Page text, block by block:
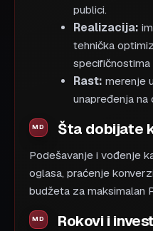
publici.
Realizacija:
tehnička
specifičnostima
Rast: merenje
unapređenja na
Šta dobijate
Podešavanje i vođenje
oglasa, praćenje
budžeta za maksimalan
Rokovi i